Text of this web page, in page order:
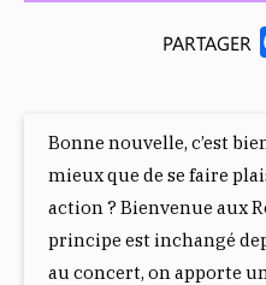
PARTAGER
Bonne nouvelle, c’est
mieux que de se faire
action ? Bienvenue aux
principe est inchangé
au concert, on apporte